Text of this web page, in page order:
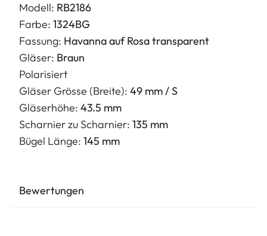
Modell: RB2186
Farbe: 1324BG
Fassung: Havanna auf Rosa transparent
Gläser: Braun
Polarisiert
Gläser Grösse (Breite): 49 mm / S
Gläserhöhe: 43.5 mm
Scharnier zu Scharnier: 135 mm
Bügel Länge: 145 mm
Bewertungen